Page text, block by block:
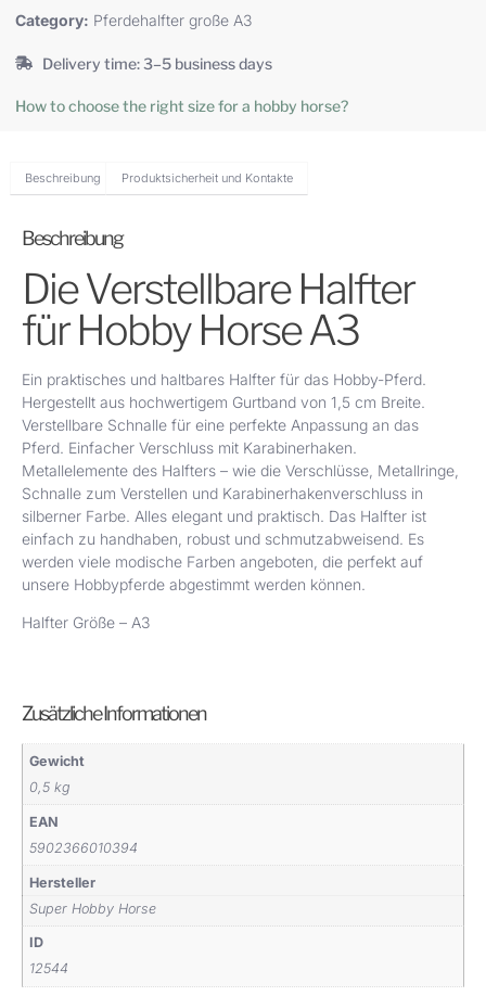
Category: Pferdehalfter große A3
Delivery time: 3–5 business days
How to choose the right size for a hobby horse?
Beschreibung Produktsicherheit und Kontakte
Beschreibung
Die Verstellbare Halfter
für Hobby Horse A3
Ein praktisches und haltbares Halfter für das Hobby-Pferd.
Hergestellt aus hochwertigem Gurtband von 1,5 cm Breite.
Verstellbare Schnalle für eine perfekte Anpassung an das
Pferd. Einfacher Verschluss mit Karabinerhaken.
Metallelemente des Halfters – wie die Verschlüsse, Metallringe,
Schnalle zum Verstellen und Karabinerhakenverschluss in
silberner Farbe. Alles elegant und praktisch. Das Halfter ist
einfach zu handhaben, robust und schmutzabweisend. Es
werden viele modische Farben angeboten, die perfekt auf
unsere Hobbypferde abgestimmt werden können.
Halfter Größe – A3
Zusätzliche Informationen
Gewicht
0,5 kg
EAN
5902366010394
Hersteller
Super Hobby Horse
ID
12544